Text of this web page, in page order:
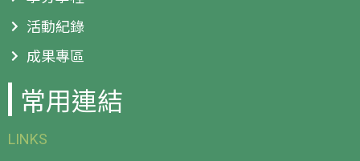
活動紀錄
成果專區
常用連結
LINKS